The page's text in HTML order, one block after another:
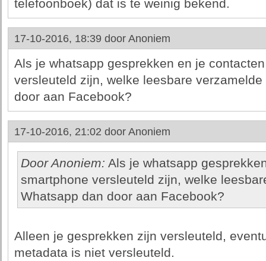
telefoonboek) dat is te weinig bekend.
17-10-2016, 18:39 door Anoniem
Als je whatsapp gesprekken en je
versleuteld zijn, welke leesbare
door aan Facebook?
17-10-2016, 21:02 door Anoniem
Door Anoniem: Als je whatsapp
smartphone versleuteld zijn, welke
Whatsapp dan door aan Facebook?
Alleen je gesprekken zijn versleuteld,
metadata is niet versleuteld.